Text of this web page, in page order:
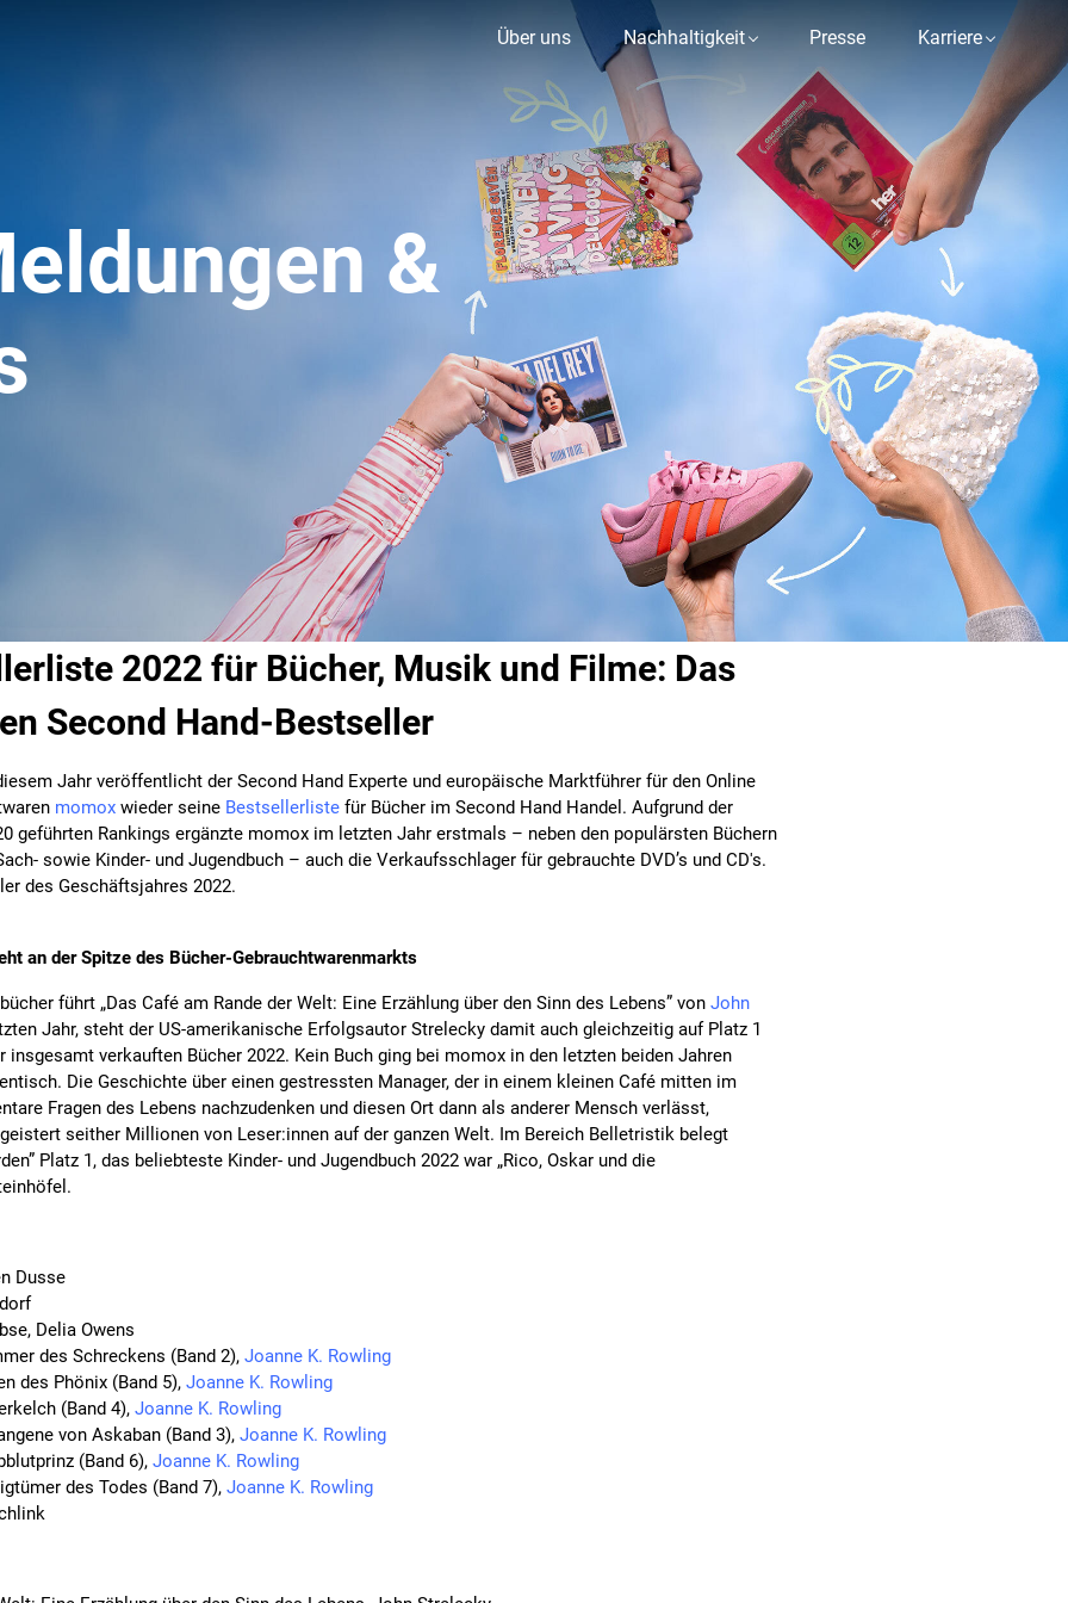
Über uns Nachhaltigkeit Presse Karriere
&
2022 für Bücher, Musik und Filme: Das
Second Hand-Bestseller
Jahr veröffentlicht der Second Hand Experte und europäische Marktführer für den Online
momox wieder seine Bestsellerliste für Bücher im Second Hand Handel. Aufgrund der
geführten Rankings ergänzte momox im letzten Jahr erstmals – neben den populärsten Büchern
sowie Kinder- und Jugendbuch – auch die Verkaufsschlager für gebrauchte DVD’s und CD's.
des Geschäftsjahres 2022.
an der Spitze des Bücher-Gebrauchtwarenmarkts
führt „Das Café am Rande der Welt: Eine Erzählung über den Sinn des Lebens” von John
Jahr, steht der US-amerikanische Erfolgsautor Strelecky damit auch gleichzeitig auf Platz 1
verkauften Bücher 2022. Kein Buch ging bei momox in den letzten beiden Jahren
Die Geschichte über einen gestressten Manager, der in einem kleinen Café mitten im
Fragen des Lebens nachzudenken und diesen Ort dann als anderer Mensch verlässt,
seither Millionen von Leser:innen auf der ganzen Welt. Im Bereich Belletristik belegt
Platz 1, das beliebteste Kinder- und Jugendbuch 2022 war „Rico, Oskar und die
Dusse
Delia Owens
des Schreckens (Band 2), Joanne K. Rowling
des Phönix (Band 5), Joanne K. Rowling
(Band 4), Joanne K. Rowling
von Askaban (Band 3), Joanne K. Rowling
(Band 6), Joanne K. Rowling
des Todes (Band 7), Joanne K. Rowling